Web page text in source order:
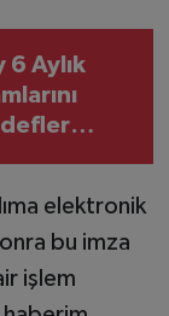
6 Aylık
elektronik
bu imza
işlem